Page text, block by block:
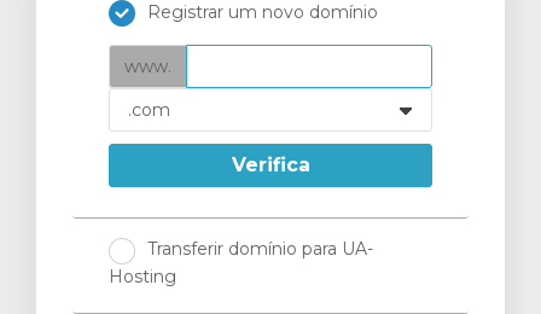
Registrar um novo domínio
www.
Verifica
Transferir domínio para UA-
Hosting